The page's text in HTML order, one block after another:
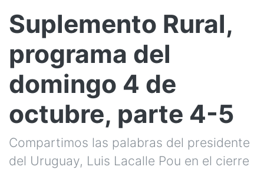
Suplemento Rural,
programa del
domingo 4 de
octubre, parte 4-5
Compartimos las palabras del presidente
del Uruguay, Luis Lacalle Pou en el cierre